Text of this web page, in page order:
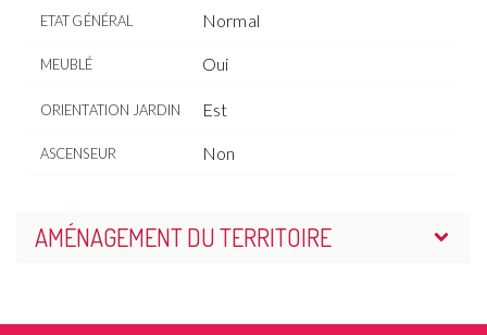
ETAT GÉNÉRAL Normal
MEUBLÉ Oui
ORIENTATION JARDIN Est
ASCENSEUR Non
AMÉNAGEMENT DU TERRITOIRE